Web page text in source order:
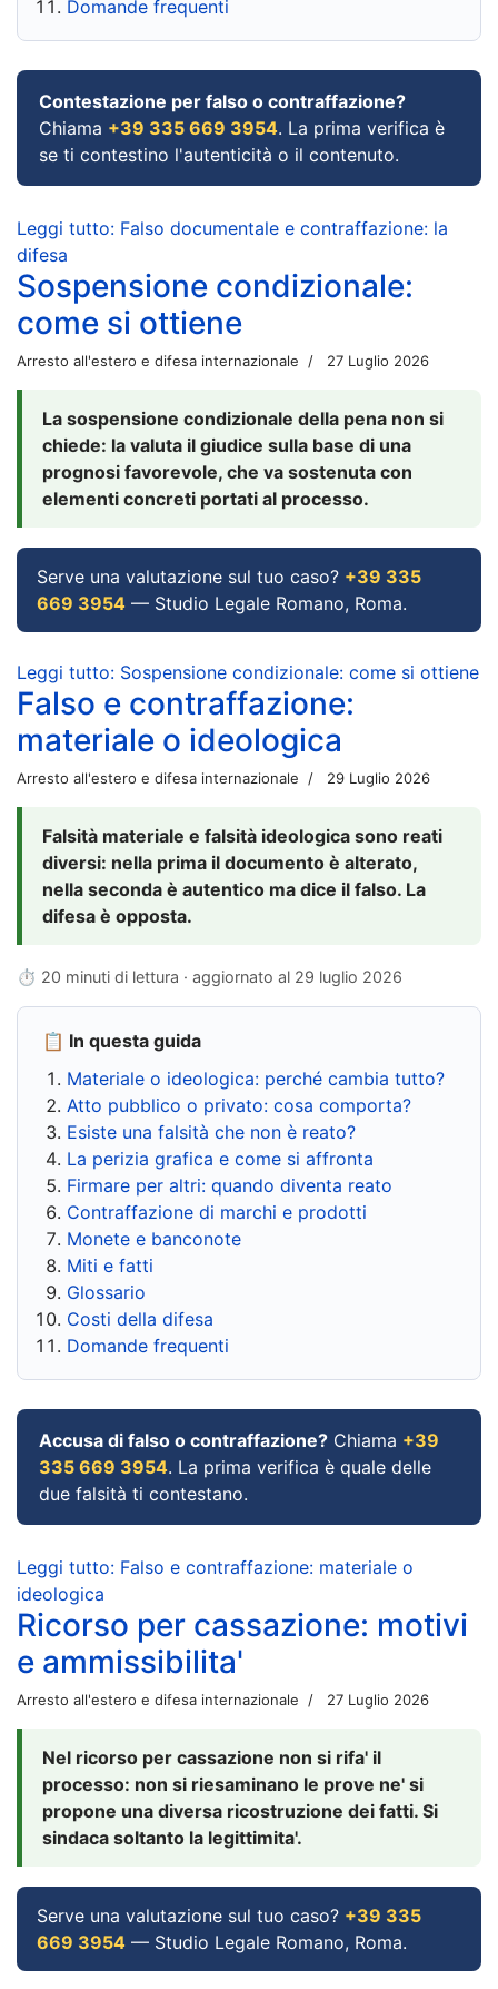
Domande frequenti
Contestazione per falso o contraffazione?
Chiama +39 335 669 3954. La prima verifica è
se ti contestino l'autenticità o il contenuto.
Leggi tutto: Falso documentale e contraffazione: la
difesa
Sospensione condizionale:
come si ottiene
Arresto all'estero e difesa internazionale 27 Luglio 2026
La sospensione condizionale della pena non si
chiede: la valuta il giudice sulla base di una
prognosi favorevole, che va sostenuta con
elementi concreti portati al processo.
Serve una valutazione sul tuo caso? +39 335
669 3954 — Studio Legale Romano, Roma.
Leggi tutto: Sospensione condizionale: come si ottiene
Falso e contraffazione:
materiale o ideologica
Arresto all'estero e difesa internazionale 29 Luglio 2026
Falsità materiale e falsità ideologica sono reati
diversi: nella prima il documento è alterato,
nella seconda è autentico ma dice il falso. La
difesa è opposta.
⏱ 20 minuti di lettura · aggiornato al 29 luglio 2026
📋 In questa guida
Materiale o ideologica: perché cambia tutto?
Atto pubblico o privato: cosa comporta?
Esiste una falsità che non è reato?
La perizia grafica e come si affronta
Firmare per altri: quando diventa reato
Contraffazione di marchi e prodotti
Monete e banconote
Miti e fatti
Glossario
Costi della difesa
Domande frequenti
Accusa di falso o contraffazione? Chiama +39
335 669 3954. La prima verifica è quale delle
due falsità ti contestano.
Leggi tutto: Falso e contraffazione: materiale o
ideologica
Ricorso per cassazione: motivi
e ammissibilita'
Arresto all'estero e difesa internazionale 27 Luglio 2026
Nel ricorso per cassazione non si rifa' il
processo: non si riesaminano le prove ne' si
propone una diversa ricostruzione dei fatti. Si
sindaca soltanto la legittimita'.
Serve una valutazione sul tuo caso? +39 335
669 3954 — Studio Legale Romano, Roma.